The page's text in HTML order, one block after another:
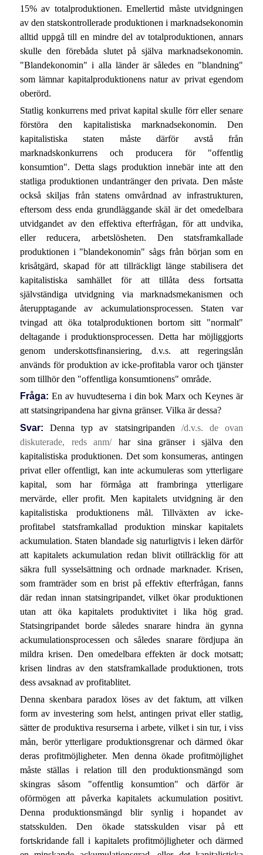
15% av totalproduktionen. Emellertid måste utvidgningen
av den statskontrollerade produktionen i marknadsekonomin
alltid uppgå till en mindre del av totalproduktionen, annars
skulle den förebåda slutet på själva marknadsekonomin.
"Blandekonomin" i alla länder är således en "blandning"
som lämnar kapitalproduktionens natur av privat egendom
oberörd.
Statlig konkurrens med privat kapital skulle förr eller senare
förstöra den kapitalistiska marknadsekonomin. Den
kapitalistiska staten måste därför avstå från
marknadskonkurrens och producera för "offentlig
konsumtion". Detta slags produktion innebär inte att den
statliga produktionen undantränger den privata. Den måste
också skiljas från statens omvårdnad av infrastrukturen,
eftersom dess enda grundläggande skäl är det omedelbara
utvidgandet av den effektiva efterfrågan, för att undvika,
eller reducera, arbetslösheten. Den statsframkallade
produktionen i "blandekonomin" sågs från början som en
krisåtgärd, skapad för att tillräckligt länge stabilisera det
kapitalistiska samhället för att tillåta dess fortsatta
självständiga utvidgning via marknadsmekanismen och
återupptagande av ackumulationsprocessen. Staten var
tvingad att öka totalproduktionen bortom sitt "normalt"
deltagande i produktionsprocessen. Detta har möjliggjorts
genom underskottsfinansiering, d.v.s. att regeringslån
används för produktion av icke-profitabla varor och tjänster
som tillhör den "offentliga konsumtionens" område.
Fråga: En av huvudteserna i din bok Marx och Keynes är
att statsingripandena har givna gränser. Vilka är dessa?
Svar: Denna typ av statsingripanden /d.v.s. de ovan
diskuterade, reds anm/har sina gränser i själva den
kapitalistiska produktionen. Det som konsumeras, antingen
privat eller offentligt, kan inte ackumuleras som ytterligare
kapital, som har förmåga att frambringa ytterligare
mervärde, eller profit. Men kapitalets utvidgning är den
kapitalistiska produktionens mål. Tillväxten av icke-
profitabel statsframkallad produktion minskar kapitalets
ackumulation. Staten blandade sig naturligtvis i leken därför
att kapitalets ackumulation redan blivit otillräcklig för att
säkra full sysselsättning och ordnade marknader. Krisen,
som framträder som en brist på effektiv efterfrågan, fanns
där redan innan statsingripandet, vilket ökar produktionen
utan att öka kapitalets produktivitet i lika hög grad.
Statsingripandet borde således snarare hindra än gynna
ackumulationsprocessen och således snarare fördjupa än
mildra krisen. Den omedelbara effekten är dock motsatt;
krisen lindras av den statsframkallade produktionen, trots
dess avsaknad av profitablitet.
Denna skenbara paradox löses av det faktum, att vilken
form av investering som helst, antingen privat eller statlig,
sätter de produktiva resurserna i arbete, vilket i sin tur, i viss
mån, berör ytterligare produktionsgrenar och därmed ökar
deras profitmöjligheter. Men denna ökade profitmöjlighet
måste ställas i relation till den produktionsmängd som
skingras såsom "offentlig konsumtion" och därför är
oförmögen att påverka kapitalets ackumulation positivt.
Denna produktionsmängd blir synlig i hopandet av
statsskulden. Den ökade statsskulden visar på ett
fortskridande fall i kapitalets profitmöjligheter och därmed